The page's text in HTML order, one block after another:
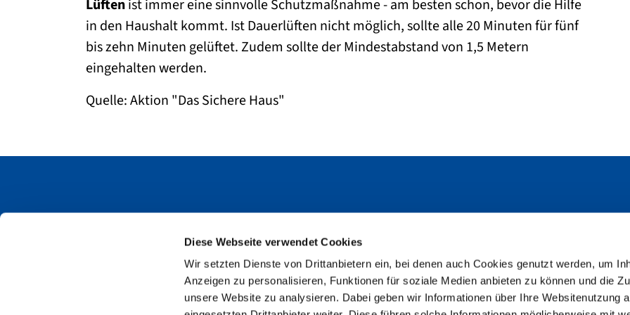
Diese Webseite verwendet Cookies
Wir setzten Dienste von Drittanbietern ein, bei denen auch Cookies genutzt werden, um
Anzeigen zu personalisieren, Funktionen für soziale Medien anbieten zu können und die
unsere Website zu analysieren. Dabei geben wir Informationen über Ihre Websitenutzung
Lüftenist immer eine sinnvolle Schutzmaßnahme - am besten schon, bevor die Hilfe
in den Haushalt kommt. Ist Dauerlüften nicht möglich, sollte alle 20 Minuten für fünf
bis zehn Minuten gelüftet. Zudem sollte der Mindestabstand von 1,5 Metern
eingehalten werden.
Quelle: Aktion "Das Sichere Haus"
Postfach 11 02 32
Wismarsche Str. 199
Facebook
LinkedIn